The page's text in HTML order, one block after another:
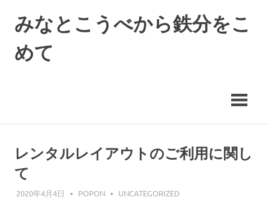
ッ
みなとこうべから鉄分をこ
めて
ッ
神
戸
ハ
バ
レンタルレイアウトのご利用に関し
て
2020年4月4日 POPON UNCATEGORIZED